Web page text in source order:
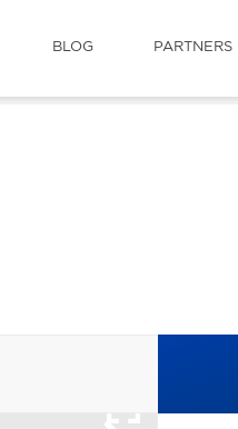
BLOG PARTNERS